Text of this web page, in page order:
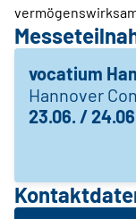
vocatium
Hannover
23.06. /